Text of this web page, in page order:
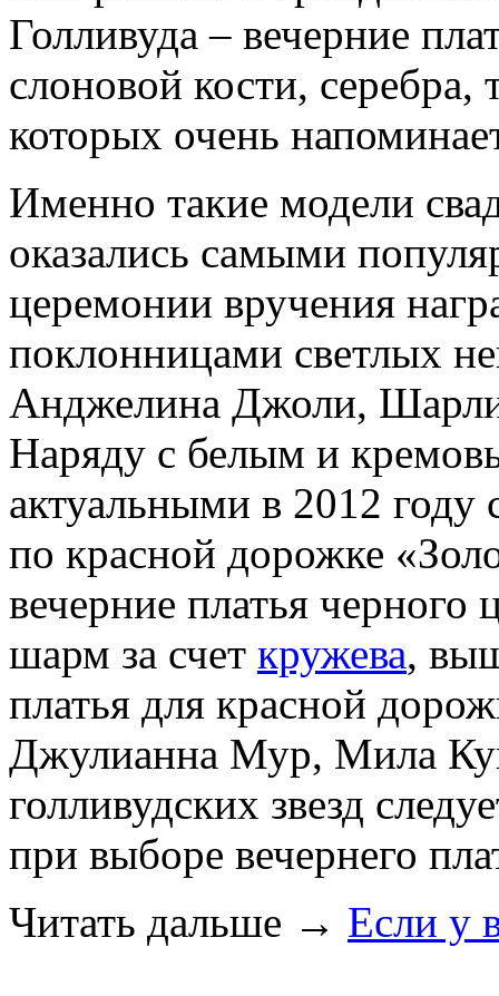
Голливуда – вечерние
слоновой кости, серебра,
которых очень
Именно такие модели
оказались самыми
церемонии вручения
поклонницами светлых
Анджелина Джоли,
Наряду с белым и
актуальными в 2012 году
по красной дорожке
вечерние платья
шарм за счет кружева,
платья для красной
Джулианна Мур, Мила
голливудских звезд
при выборе вечернего
Читать дальше → Если у